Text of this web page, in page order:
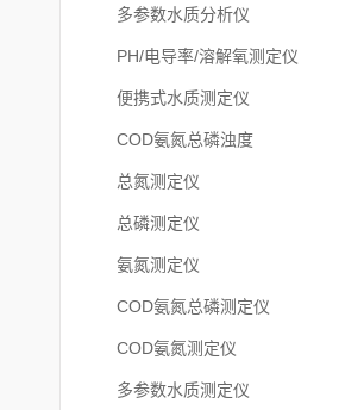
多参数水质分析仪
PH/电导率/溶解氧测定仪
便携式水质测定仪
COD氨氮总磷浊度
总氮测定仪
总磷测定仪
氨氮测定仪
COD氨氮总磷测定仪
COD氨氮测定仪
多参数水质测定仪